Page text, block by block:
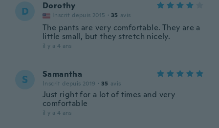
D Dorothy
Inscrit depuis 2015 · 35 avis
The pants are very comfortable. They are a
little small, but they stretch nicely.
il y a 4 ans
S Samantha
Inscrit depuis 2019 · 35 avis
Just right for a lot of times and very
comfortable
il y a 4 ans